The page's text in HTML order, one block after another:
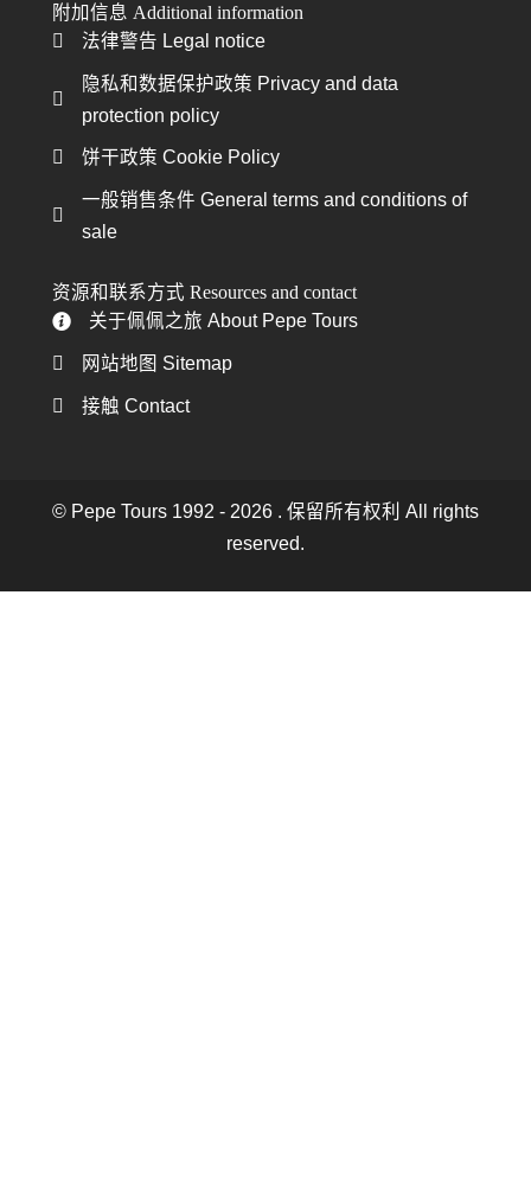
附加信息 Additional information
法律警告 Legal notice
法律警告 Legal notice
隐私和数据保护政策
隐私和数据保护政策 Privacy and data
protection policy
饼干政策 Cookie Policy
饼干政策 Cookie Policy
一般销售条件
一般销售条件 General terms and conditions of
sale
资源和联系方式 Resources and contact
关于佩佩之旅 About Pepe Tours
关于佩佩之旅 About Pepe Tours
网站地图 Sitemap
网站地图 Sitemap
接触 Contact
接触 Contact
© Pepe Tours 1992 - 2026 . 保留所有权利 All rights
reserved.